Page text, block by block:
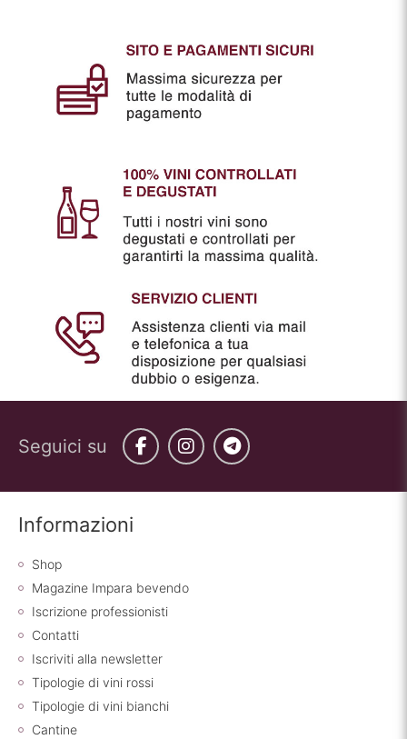
Seguici su Facebook
Instagram
Telegram
Informazioni
Shop
Magazine Impara bevendo
Iscrizione professionisti
Contatti
Iscriviti alla newsletter
Tipologie di vini rossi
Tipologie di vini bianchi
Cantine